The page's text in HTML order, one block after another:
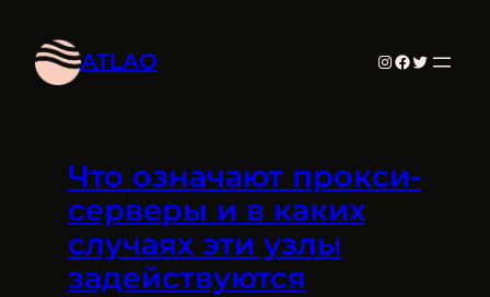
contenu
ATLAO Instagram
Facebook
Twitter
Что означают прокси-
серверы и в каких
случаях эти узлы
задействуются